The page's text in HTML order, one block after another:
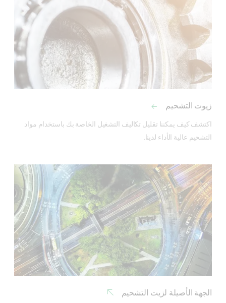
زيوت التشحيم
التشحيم عالية الأداء لدينا.
الجهة الأصيلة لزيت التشحيم